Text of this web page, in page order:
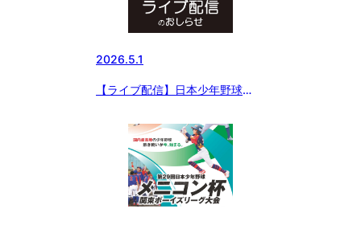
2026.5.1
【ライブ配信】日本少年野球
東京都東支部 中学２年生大会